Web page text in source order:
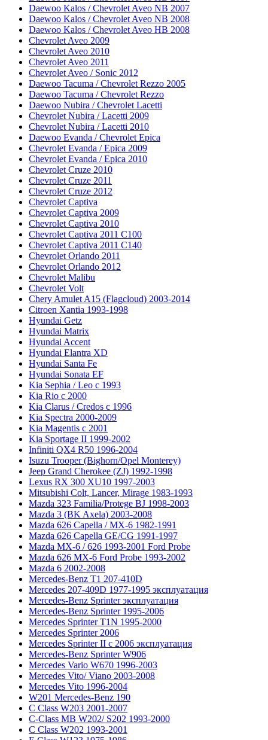
Daewoo Kalos / Chevrolet Aveo NB 2007
Daewoo Kalos / Chevrolet Aveo NB 2008
Daewoo Kalos / Chevrolet Aveo HB 2008
Chevrolet Aveo 2009
Chevrolet Aveo 2010
Chevrolet Aveo 2011
Chevrolet Aveo / Sonic 2012
Daewoo Tacuma / Chevrolet Rezzo 2005
Daewoo Tacuma / Chevrolet Rezzo
Daewoo Nubira / Chevrolet Lacetti
Chevrolet Nubira / Lacetti 2009
Chevrolet Nubira / Lacetti 2010
Daewoo Evanda / Chevrolet Epica
Chevrolet Evanda / Epica 2009
Chevrolet Evanda / Epica 2010
Chevrolet Cruze 2010
Chevrolet Cruze 2011
Chevrolet Cruze 2012
Chevrolet Captiva
Chevrolet Captiva 2009
Chevrolet Captiva 2010
Chevrolet Captiva 2011 C100
Chevrolet Captiva 2011 C140
Chevrolet Orlando 2011
Chevrolet Orlando 2012
Chevrolet Malibu
Chevrolet Volt
Chery Amulet A15 (Flagcloud) 2003-2014
Citroen Xantia 1993-1998
Hyundai Getz
Hyundai Matrix
Hyundai Accent
Hyundai Elantra XD
Hyundai Santa Fe
Hyundai Sonata EF
Kia Sephia / Leo с 1993
Kia Rio с 2000
Kia Clarus / Credos с 1996
Kia Spectra 2000-2009
Kia Magentis с 2001
Kia Sportage II 1999-2002
Infiniti QX4 R50 1996-2004
Isuzu Trooper (Bighorn/Opel Monterey)
Jeep Grand Cherokee (ZJ) 1992-1998
Lexus RX 300 XU10 1997-2003
Mitsubishi Colt, Lancer, Mirage 1983-1993
Mazda 323 Familia/Protege BJ 1998-2003
Mazda 3 (BK Axela) 2003-2008
Mazda 626 Capella / MX-6 1982-1991
Mazda 626 Capella GE/CG 1991-1997
Mazda MX-6 / 626 1993-2001 Ford Probe
Mazda 626 MX-6 Ford Probe 1993-2002
Mazda 6 2002-2008
Mercedes-Benz T1 207-410D
Mercedes 207-409D 1977-1995 эксплуатация
Mercedes-Benz Sprinter эксплуатация
Mercedes-Benz Sprinter 1995-2006
Mercedes Sprinter T1N 1995-2000
Mercedes Sprinter 2006
Mercedes Sprinter II с 2006 эксплуатация
Mercedes-Benz Sprinter W906
Mercedes Vario W670 1996-2003
Mercedes Vito/ Viano 2003-2008
Mercedes Vito 1996-2004
W201 Mercedes-Benz 190
C Class W203 2001-2007
C-Class MB W202/ S202 1993-2000
C Class W202 1993-2001